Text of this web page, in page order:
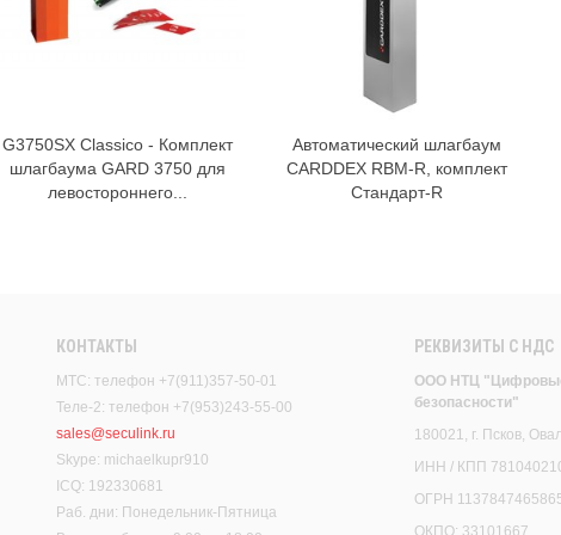
В корзину
G3750SX Classico - Комплект
шлагбаума GARD 3750 для
левостороннего...
В корзину
Автоматический шлагбаум
CARDDEX RBM-R, комплект
Стандарт-R
КОНТАКТЫ
МТС: телефон +7(911)357-50-01
Теле-2: телефон +7(953)243-55-00
sales@seculink.ru
Skype: michaelkupr910
ICQ: 192330681
Раб. дни: Понедельник-Пятница
РЕКВИЗИТЫ C НДС
ООО НТЦ
безопасности"
180021, г. Псков,
ИНН / КПП
ОГРН